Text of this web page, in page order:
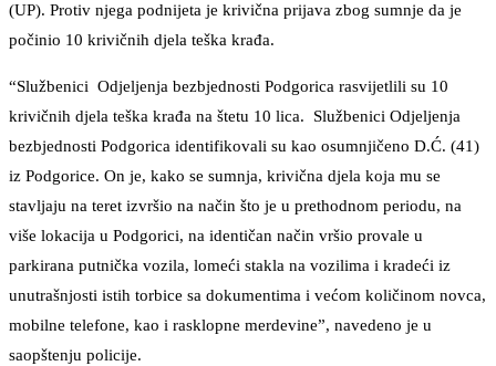
(UP). Protiv njega podnijeta je krivična prijava zbog sumnje da je
počinio 10 krivičnih djela teška krađa.
“Službenici Odjeljenja bezbjednosti Podgorica rasvijetlili su 10
krivičnih djela teška krađa na štetu 10 lica. Službenici Odjeljenja
bezbjednosti Podgorica identifikovali su kao osumnjičeno D.Ć. (41)
iz Podgorice. On je, kako se sumnja, krivična djela koja mu se
stavljaju na teret izvršio na način što je u prethodnom periodu, na
više lokacija u Podgorici, na identičan način vršio provale u
parkirana putnička vozila, lomeći stakla na vozilima i kradeći iz
unutrašnjosti istih torbice sa dokumentima i većom količinom novca,
mobilne telefone, kao i rasklopne merdevine”, navedeno je u
saopštenju policije.